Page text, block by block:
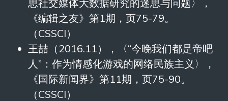
思社交媒体大数据研究的迷思与问题〉，
《编辑之友》第1期，页75-79。
（CSSCI）
王喆（2016.11），〈“今晚我们都是帝吧
人”：作为情感化游戏的网络民族主义〉，
《国际新闻界》第11期，页75-90。
（CSSCI）